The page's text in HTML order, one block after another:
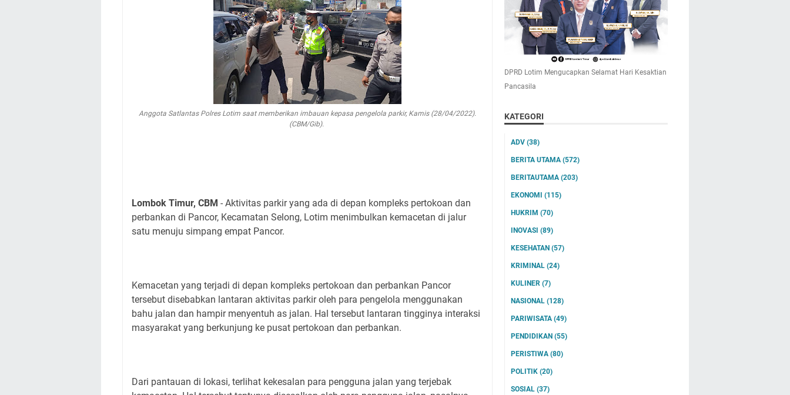
Anggota Satlantas Polres Lotim saat memberikan imbauan kepasa pengelola parkir, Kamis (28/04/2022).
(CBM/Gib).
Lombok Timur, CBM - Aktivitas parkir yang ada di depan kompleks pertokoan dan
perbankan di Pancor, Kecamatan Selong, Lotim menimbulkan kemacetan di jalur
satu menuju simpang empat Pancor.
Kemacetan yang terjadi di depan kompleks pertokoan dan perbankan Pancor
tersebut disebabkan lantaran aktivitas parkir oleh para pengelola menggunakan
bahu jalan dan hampir menyentuh as jalan. Hal tersebut lantaran tingginya interaksi
masyarakat yang berkunjung ke pusat pertokoan dan perbankan.
Dari pantauan di lokasi, terlihat kekesalan para pengguna jalan yang terjebak
DPRD Lotim Mengucapkan Selamat Hari Kesaktian
Pancasila
KATEGORI
ADV (38)
BERITA UTAMA (572)
BERITAUTAMA (203)
EKONOMI (115)
HUKRIM (70)
INOVASI (89)
KESEHATAN (57)
KRIMINAL (24)
KULINER (7)
NASIONAL (128)
PARIWISATA (49)
PENDIDIKAN (55)
PERISTIWA (80)
POLITIK (20)
SOSIAL (37)